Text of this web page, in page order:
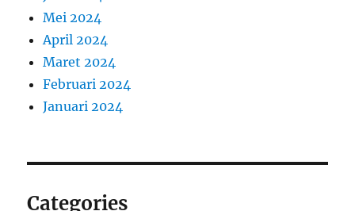
Mei 2024
April 2024
Maret 2024
Februari 2024
Januari 2024
Categories